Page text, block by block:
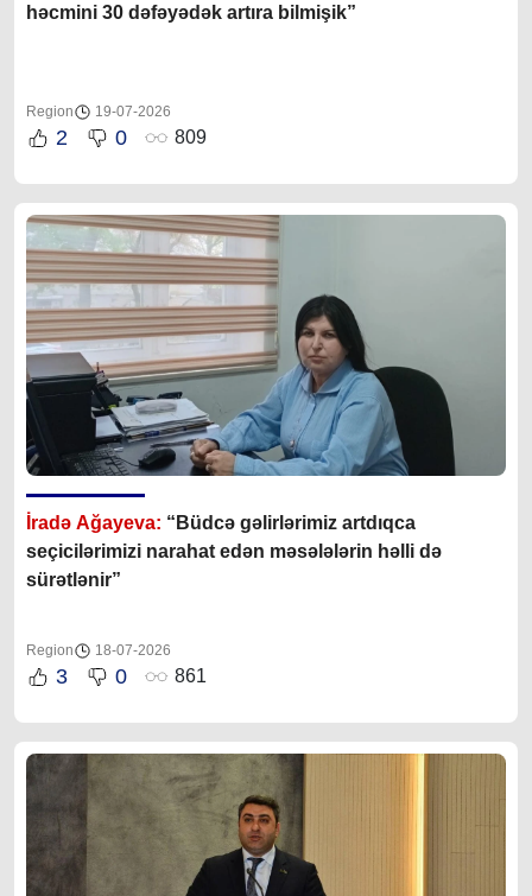
həcmini 30 dəfəyədək artıra bilmişik”
Region 19-07-2026
2 0 809
İradə Ağayeva: “Büdcə gəlirlərimiz artdıqca
seçicilərimizi narahat edən məsələlərin həlli də
sürətlənir”
Region 18-07-2026
3 0 861